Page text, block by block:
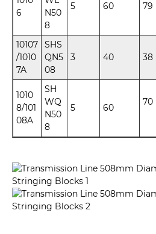
6
N50
8
5 60 79
10107
/1010
7A
SHS
QN5
08
3 40 38
1010
8/101
08A
SH
WQ
N50
8
5 60
70